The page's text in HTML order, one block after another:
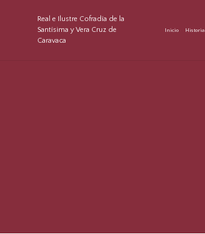
Real e Ilustre Cofradía de la
Santísima y Vera Cruz de
Caravaca
Inicio Historia